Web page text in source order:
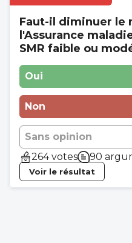
Faut-il diminuer le
l'Assurance
SMR faible ou
Oui
Non
Sans opinion
264 votes
90
Voir le résultat